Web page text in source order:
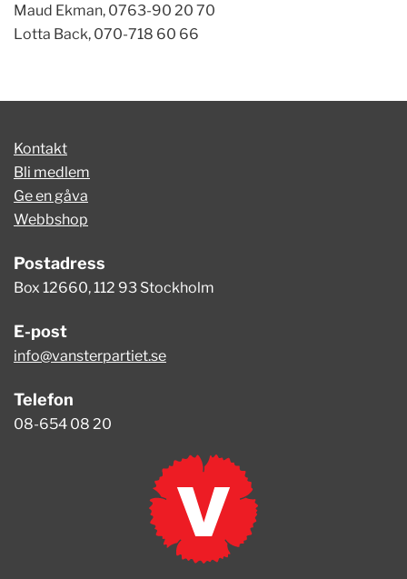
Maud Ekman, 0763-90 20 70
Lotta Back, 070-718 60 66
Kontakt
Bli medlem
Ge en gåva
Webbshop
Postadress
Box 12660, 112 93 Stockholm
E-post
info@vansterpartiet.se
Telefon
08-654 08 20